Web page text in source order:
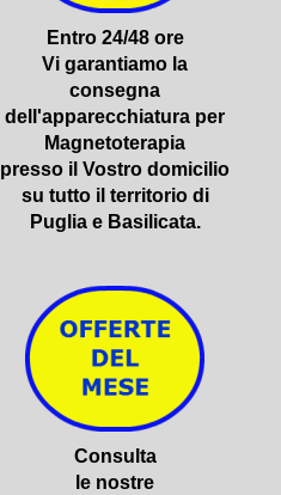
Entro 24/48 ore
Vi garantiamo la
consegna
dell'apparecchiatura per
Magnetoterapia
presso il Vostro domicilio
su tutto il territorio di
Puglia e Basilicata.
Consulta
le nostre